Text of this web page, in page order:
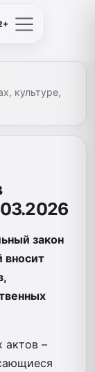
культуре,
закон
актов –